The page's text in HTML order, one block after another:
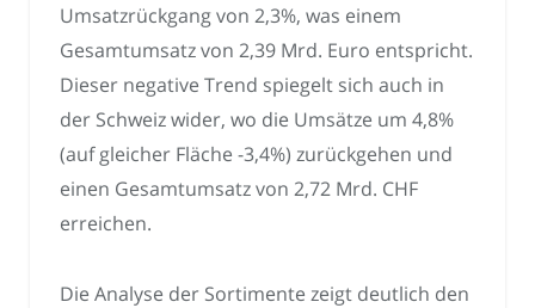
Umsatzrückgang von 2,3%, was einem
Gesamtumsatz von 2,39 Mrd. Euro entspricht.
Dieser negative Trend spiegelt sich auch in
der Schweiz wider, wo die Umsätze um 4,8%
(auf gleicher Fläche -3,4%) zurückgehen und
einen Gesamtumsatz von 2,72 Mrd. CHF
erreichen.
Die Analyse der Sortimente zeigt deutlich den